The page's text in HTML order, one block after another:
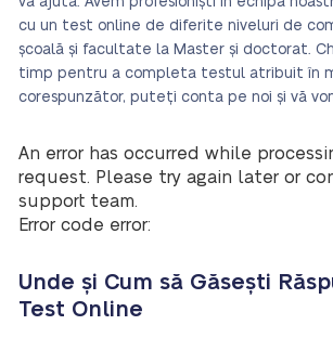
cu un test online de diferite niveluri de
școală și facultate la Master și doctorat.
timp pentru a completa testul atribuit în
corespunzător, puteți conta pe noi și vă
An error has occurred while
request. Please try again later or
support team.
Error code error:
Unde și Cum să Găsești
Test Online